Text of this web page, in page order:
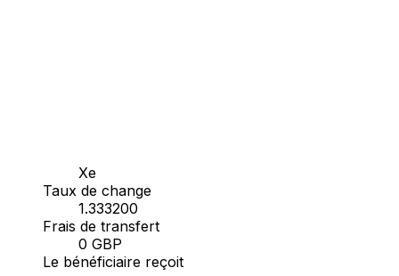
Xe
Taux de change
1.333200
Frais de transfert
0 GBP
Le bénéficiaire reçoit